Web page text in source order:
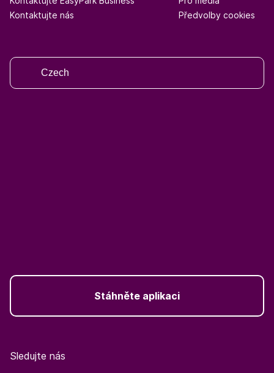
Kontaktujte nás
Předvolby cookies
Czech
Stáhněte aplikaci
Sledujte nás